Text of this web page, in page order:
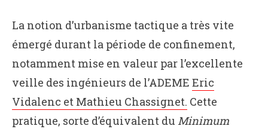
La notion d’urbanisme tactique a très vite
émergé durant la période de confinement,
notamment mise en valeur par l’excellente
veille des ingénieurs de l’ADEME Eric
Vidalenc et Mathieu Chassignet. Cette
pratique, sorte d’équivalent du Minimum